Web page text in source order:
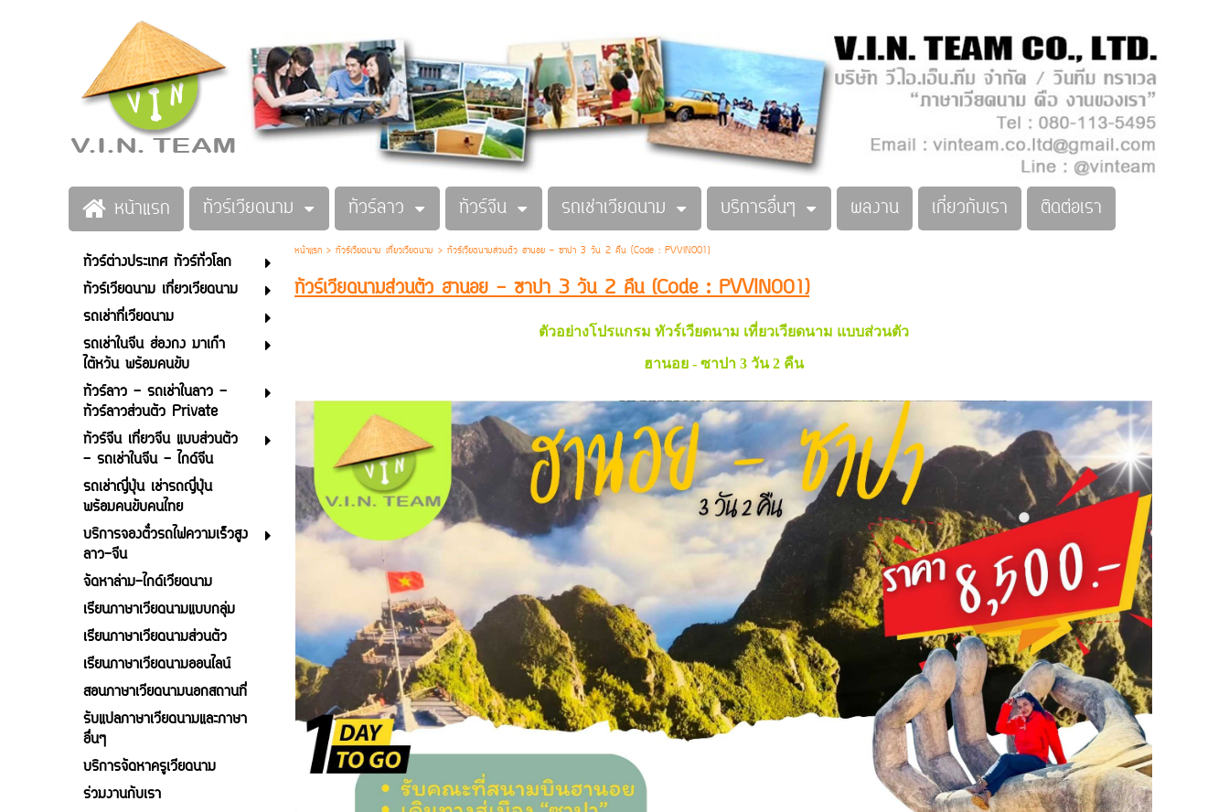
หน้าแรก ทัวร์เวียดนาม ทัวร์ลาว ทัวร์จีน รถเช่าเวียดนาม บริการอื่นๆ ผลงาน เกี่ยวกับเรา ติดต่อเรา
ทัวร์ต่างประเทศ ทัวร์ทั่วโลก
ทัวร์เวียดนาม เที่ยวเวียดนาม
รถเช่าที่เวียดนาม
รถเช่าในจีน ฮ่องกง มาเก๊า
ไต้หวัน พร้อมคนขับ
ทัวร์ลาว - รถเช่าในลาว -
ทัวร์ลาวส่วนตัว Private
ทัวร์จีน เที่ยวจีน แบบส่วนตัว
- รถเช่าในจีน - ไกด์จีน
รถเช่าญี่ปุ่น เช่ารถญี่ปุ่น
พร้อมคนขับคนไทย
บริการจองตั๋วรถไฟความเร็วสูง
ลาว-จีน
จัดหาล่าม-ไกด์เวียดนาม
เรียนภาษาเวียดนามแบบกลุ่ม
เรียนภาษาเวียดนามส่วนตัว
เรียนภาษาเวียดนามออนไลน์
สอนภาษาเวียดนามนอกสถานที่
รับแปลภาษาเวียดนามและภาษา
อื่นๆ
บริการจัดหาครูเวียดนาม
ร่วมงานกับเรา
หน้าแรก > ทัวร์เวียดนาม เที่ยวเวียดนาม > ทัวร์เวียดนามส่วนตัว ฮานอย - ซาปา 3 วัน 2 คืน (Code : PVVIN001)
ทัวร์เวียดนามส่วนตัว ฮานอย - ซาปา 3 วัน 2 คืน (Code : PVVIN001)
ตัวอย่างโปรแกรม ทัวร์เวียดนาม เที่ยวเวียดนาม แบบส่วนตัว
ฮานอย - ซาปา 3 วัน 2 คืน